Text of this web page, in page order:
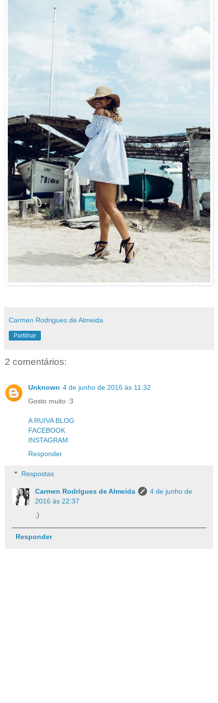
Carmen Rodrigues de Almeida
Partilhar
2 comentários:
Unknown 4 de junho de 2016 às 11:32
Gosto muito :3
A RUIVA BLOG
FACEBOOK
INSTAGRAM
Responder
Respostas
Carmen Rodrigues de Almeida
4 de junho de
2016 às 22:37
;)
Responder